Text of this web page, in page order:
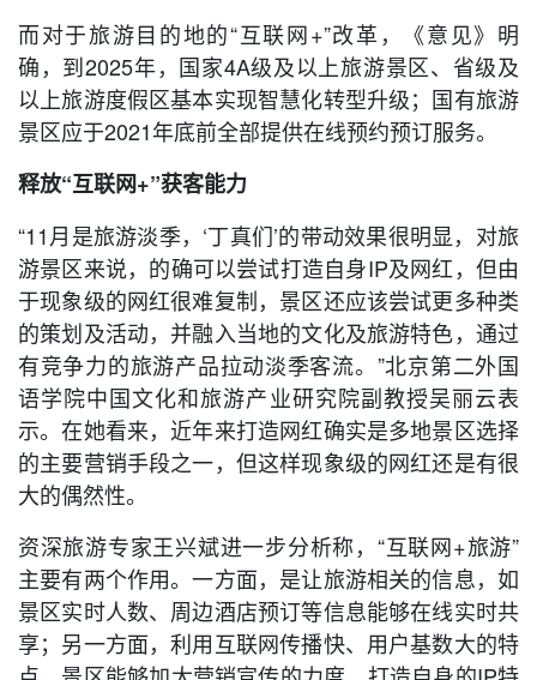
而对于旅游目的地的“互联网+”改革，《意见》明
确，到2025年，国家4A级及以上旅游景区、省级及
以上旅游度假区基本实现智慧化转型升级；国有旅游
景区应于2021年底前全部提供在线预约预订服务。
释放“互联网+”获客能力
“11月是旅游淡季，‘丁真们’的带动效果很明显，对旅
游景区来说，的确可以尝试打造自身IP及网红，但由
于现象级的网红很难复制，景区还应该尝试更多种类
的策划及活动，并融入当地的文化及旅游特色，通过
有竞争力的旅游产品拉动淡季客流。”北京第二外国
语学院中国文化和旅游产业研究院副教授吴丽云表
示。在她看来，近年来打造网红确实是多地景区选择
的主要营销手段之一，但这样现象级的网红还是有很
大的偶然性。
资深旅游专家王兴斌进一步分析称，“互联网+旅游”
主要有两个作用。一方面，是让旅游相关的信息，如
景区实时人数、周边酒店预订等信息能够在线实时共
享；另一方面，利用互联网传播快、用户基数大的特